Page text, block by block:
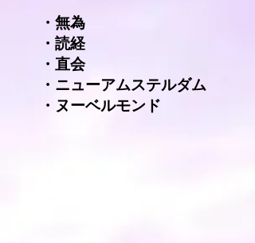
・無為
・読経
・直会
・ニューアムステルダム
​・ヌーベルモンド